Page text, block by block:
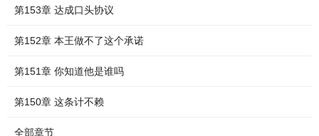
第153章 达成口头协议
第152章 本王做不了这个承诺
第151章 你知道他是谁吗
第150章 这条计不赖
全部章节